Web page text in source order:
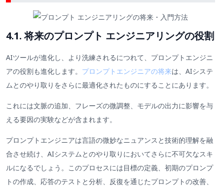
4.1. 将来のプロンプト エンジニアリングの役割
AIツールが進化し、より洗練されるにつれて、プロンプトエンジニ
アの役割も進化します。 プロンプトエンジニアの将来は、AIシステ
ムとのやり取りをさらに最適化されたものにすることにあります。
これには文脈の追加、フレーズの微調整、モデルの出力に影響を与
える要因の実験などが含まれます。
プロンプトエンジニアは言語の微妙なニュアンスと技術的理解を融
合させ続け、AIシステムとのやり取りにおいてさらに不可欠なスキ
ルになるでしょう。このプロセスには目標の定義、初期のプロンプ
トの作成、応答のテストと分析、反復を通じたプロンプトの改善、